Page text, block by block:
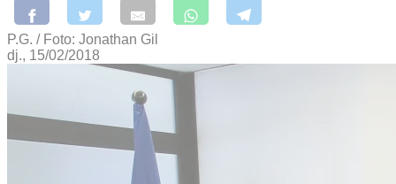
P.G. / Foto: Jonathan Gil
dj., 15/02/2018